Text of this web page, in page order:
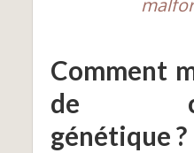
Comment
de
génétique ?